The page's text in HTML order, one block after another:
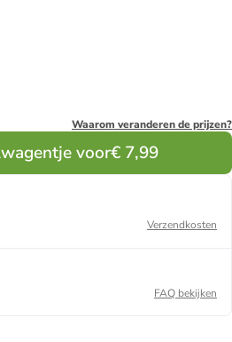
Waarom veranderen de prijzen?
voor€ 7,99
Verzendkosten
FAQ bekijken